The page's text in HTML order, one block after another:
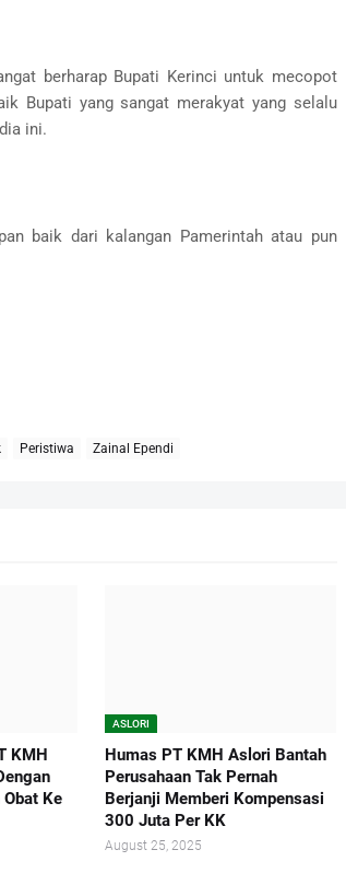
berharap Bupati Kerinci untuk mecopot
Bupati yang sangat merakyat yang selalu
ini.
baik dari kalangan Pamerintah atau pun
Peristiwa Zainal Ependi
KMH
Ke
ASLORI
Humas PT KMH Aslori Bantah
Perusahaan Tak Pernah
Berjanji Memberi Kompensasi
300 Juta Per KK
August 25, 2025